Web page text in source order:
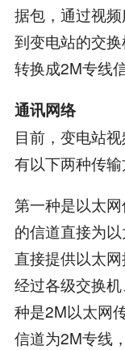
据包，通过视
到变电站的交
转换成2M专线
通讯网络
目前，变电站
有以下两种传输
第一种是以太
的信道直接为
直接提供以太
经过各级交换
种是2M以太网
信道为2M专线